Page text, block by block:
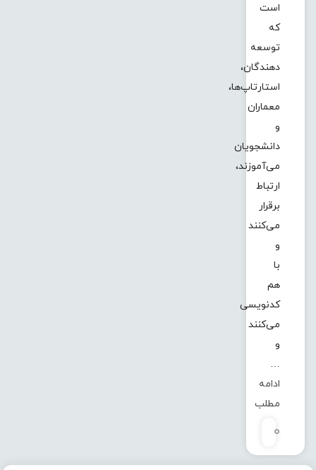
است
که
توسعه
دهندگان،
استارتاپ‌ها،
معماران
و
دانشجویان
می‌آموزند،
ارتباط
برقرار
می‌کنند
و
با
هم
کدنویسی
می‌کنند
و
…
ادامه
مطلب
0